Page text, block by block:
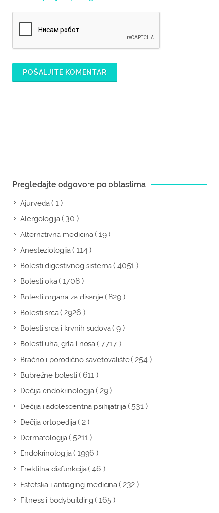
POŠALJITE KOMENTAR
Pregledajte odgovore po oblastima
Ajurveda( 1 )
Alergologija( 30 )
Alternativna medicina( 19 )
Anesteziologija( 114 )
Bolesti digestivnog sistema( 4051 )
Bolesti oka( 1708 )
Bolesti organa za disanje( 829 )
Bolesti srca( 2926 )
Bolesti srca i krvnih sudova( 9 )
Bolesti uha, grla i nosa( 7717 )
Bračno i porodično savetovalište( 254 )
Bubrežne bolesti( 611 )
Dečija endokrinologija( 29 )
Dečija i adolescentna psihijatrija( 531 )
Dečija ortopedija( 2 )
Dermatologija( 5211 )
Endokrinologija( 1996 )
Erektilna disfunkcija( 46 )
Estetska i antiaging medicina( 232 )
Fitness i bodybuilding( 165 )